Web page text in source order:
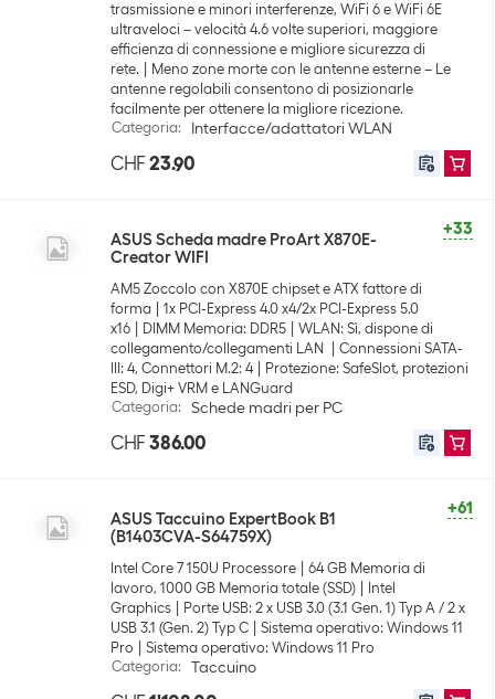
trasmissione e minori interferenze, WiFi 6 e WiFi 6E
ultraveloci – velocità 4.6 volte superiori, maggiore
efficienza di connessione e migliore sicurezza di
rete.
Meno zone morte con le antenne esterne – Le
antenne regolabili consentono di posizionarle
facilmente per ottenere la migliore ricezione.
Categoria: Interfacce/adattatori WLAN
CHF 23.90
+33
ASUS Scheda madre ProArt X870E-
Creator WIFI
AM5 Zoccolo con X870E chipset e ATX fattore di
forma
1x PCI-Express 4.0 x4/2x PCI-Express 5.0
x16
DIMM Memoria: DDR5
WLAN: Sì, dispone di
collegamento/collegamenti LAN
Connessioni SATA-
III: 4, Connettori M.2: 4
Protezione: SafeSlot, protezioni
ESD, Digi+ VRM e LANGuard
Categoria: Schede madri per PC
CHF 386.00
+61
ASUS Taccuino ExpertBook B1
(B1403CVA-S64759X)
Intel Core 7 150U Processore
64 GB Memoria di
lavoro, 1000 GB Memoria totale (SSD)
Intel
Graphics
Porte USB: 2 x USB 3.0 (3.1 Gen. 1) Typ A / 2 x
USB 3.1 (Gen. 2) Typ C
Sistema operativo: Windows 11
Pro
Sistema operativo: Windows 11 Pro
Categoria: Taccuino